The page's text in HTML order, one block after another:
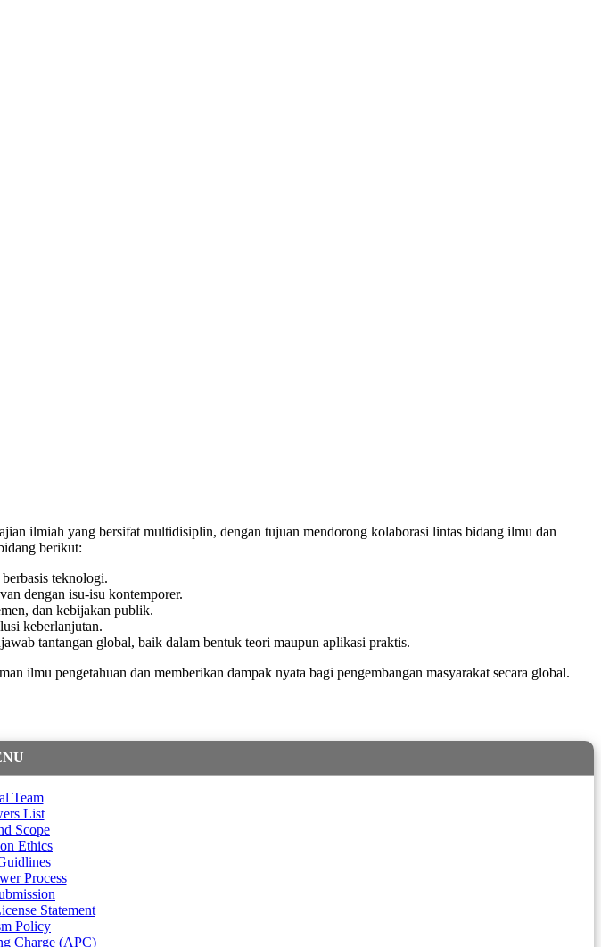
ilmiah yang bersifat multidisiplin, dengan tujuan mendorong kolaborasi lintas bidang ilmu dan
berikut:
teknologi.
dengan isu-isu kontemporer.
dan kebijakan publik.
keberlanjutan.
tantangan global, baik dalam bentuk teori maupun aplikasi praktis.
ilmu pengetahuan dan memberikan dampak nyata bagi pengembangan masyarakat secara global.
Team
List
Scope
Ethics
Process
Statement
Policy
Charge (APC)